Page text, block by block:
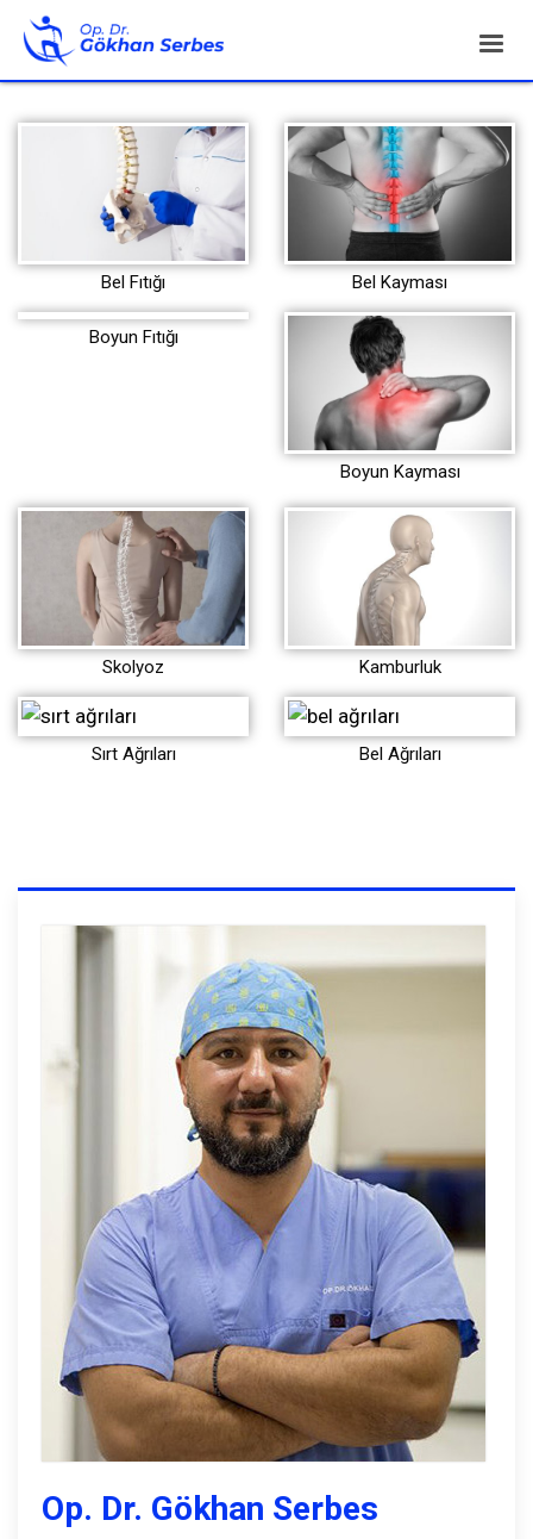
Bel Fıtığı Bel Kayması
Boyun Fıtığı
Boyun Kayması
Skolyoz Kamburluk
Sırt Ağrıları Bel Ağrıları
Op. Dr. Gökhan Serbes